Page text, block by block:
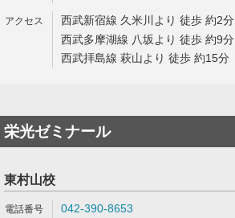
西武新宿線 久米川より 徒歩 約2分
西武多摩湖線 八坂より 徒歩 約9分
西武拝島線 萩山より 徒歩 約15分
栄光ゼミナール
東村山校
042-390-8653